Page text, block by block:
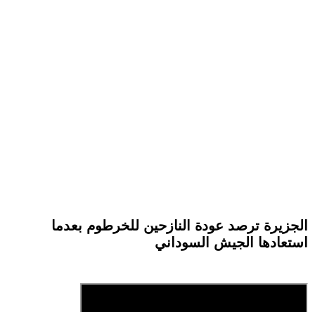
الجزيرة ترصد عودة النازحين للخرطوم بعدما
استعادها الجيش السوداني